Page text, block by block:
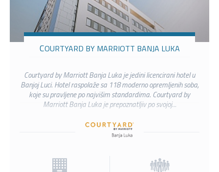
COURTYARD BY MARRIOTT BANJA LUKA
Courtyard by Marriott Banja Luka je jedini licencirani hotel u
Banjoj Luci. Hotel raspolaže sa 118 moderno opremljenih soba,
koje su pravljene po najvišim standardima. Courtyard by
Marriott Banja Luka je prepoznatljiv po svojoj...